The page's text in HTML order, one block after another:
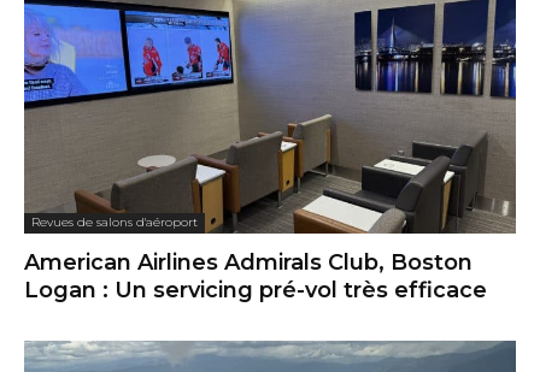
Revues de salons d'aéroport
American Airlines Admirals Club, Boston
Logan : Un servicing pré-vol très efficace